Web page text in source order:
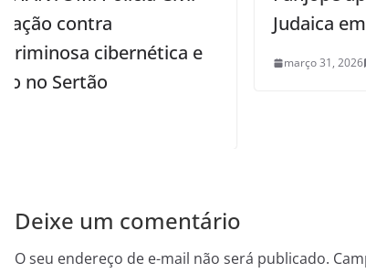
Judaica em João Pessoa
março 31, 2026 0
Deixe um comentário
O seu endereço de e-mail não será publicado.